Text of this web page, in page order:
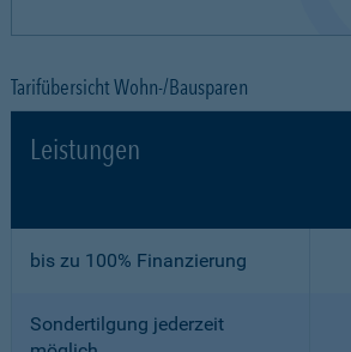
Tarifübersicht Wohn-/Bausparen
Leistungen
bis zu 100% Finanzierung
Sondertilgung jederzeit